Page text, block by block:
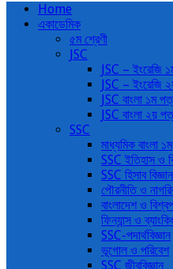
Home
একাডেমিক
৫ম শ্রেণী
JSC
JSC – ইংরেজি
JSC – ইংরেজি
JSC বাংলা ১ম
JSC বাংলা ২য়
SSC
মাধ্যমিক বাংলা ১ম
SSC ইতিহাস ও
SSC হিসাব বিজ্ঞান
পৌরনীতি ও
বাংলাদেশ ও
ফিন্যান্স ও
SSC-পদার্থবিজ্ঞান
ভূগোল ও পরিবেশ
SSC জীববিজ্ঞান